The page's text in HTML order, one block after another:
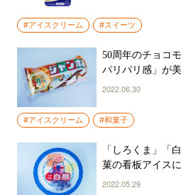
#アイスクリーム #スイーツ
50周年のチョコ
パリパリ感」が
ィアも絶賛する”
2022.06.30
#アイスクリーム #和菓子
「しろくま」「
菓の看板アイス
2022.05.29